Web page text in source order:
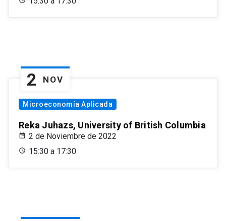
2 NOV
Microeconomía Aplicada
Reka Juhazs, University of British Columbia
2 de Noviembre de 2022
15:30 a 17:30